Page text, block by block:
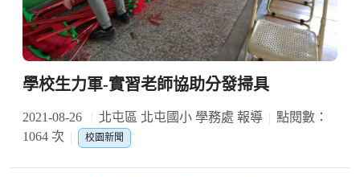
學校生力軍-實習老師協助分發掃具
2021-08-26 北屯區 北屯國小 學務處 報導
點閱數：
1064 次
校園新聞